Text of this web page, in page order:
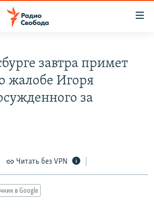
завтра примет
жалобе Игоря
за
Читать без VPN
в Google